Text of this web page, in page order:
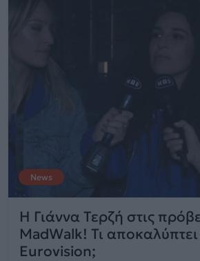
News
Η Γιάννα Τερζή στις
MadWalk! Τι αποκαλύπτει
Eurovision;